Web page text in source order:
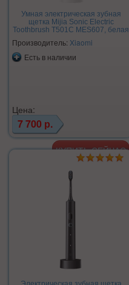
Умная электрическая зубная
щетка Mijia Sonic Electric
Toothbrush T501C MES607, белая
Производитель: Xiaomi
Есть в наличии
Цена:
7 700 р.